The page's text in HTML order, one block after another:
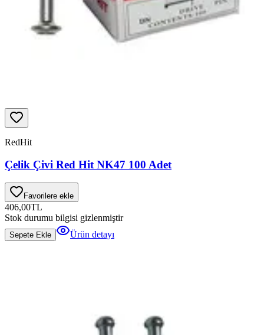
RedHit
Çelik Çivi Red Hit NK47 100 Adet
Favorilere ekle
406,00TL
Stok durumu bilgisi gizlenmiştir
Sepete Ekle Ürün detayı